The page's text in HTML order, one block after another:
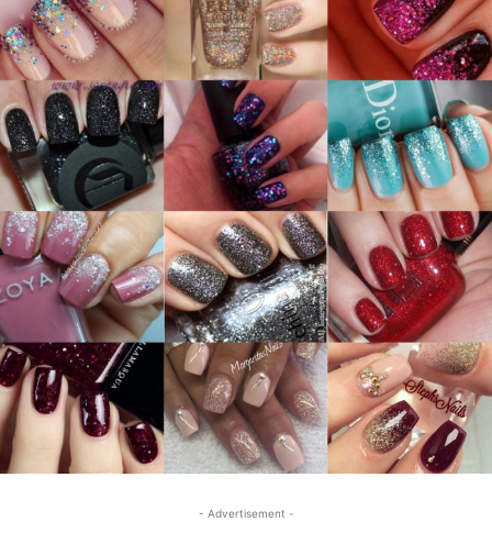
- Advertisement -